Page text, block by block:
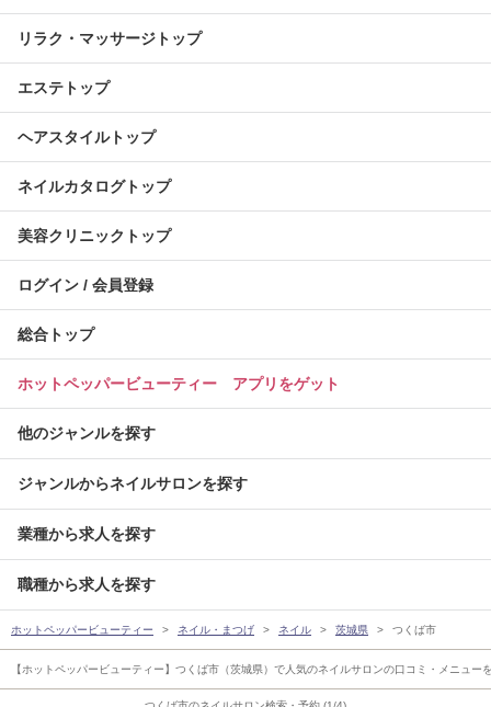
リラク・マッサージトップ
エステトップ
ヘアスタイルトップ
ネイルカタログトップ
美容クリニックトップ
ログイン / 会員登録
総合トップ
ホットペッパービューティー アプリをゲット
他のジャンルを探す
ジャンルからネイルサロンを探す
業種から求人を探す
職種から求人を探す
ホットペッパービューティー ネイル・まつげ ネイル 茨城県 つくば市
【ホットペッパービューティー】つくば市（茨城県）で人気のネイルサロンの口コミ・メニュ